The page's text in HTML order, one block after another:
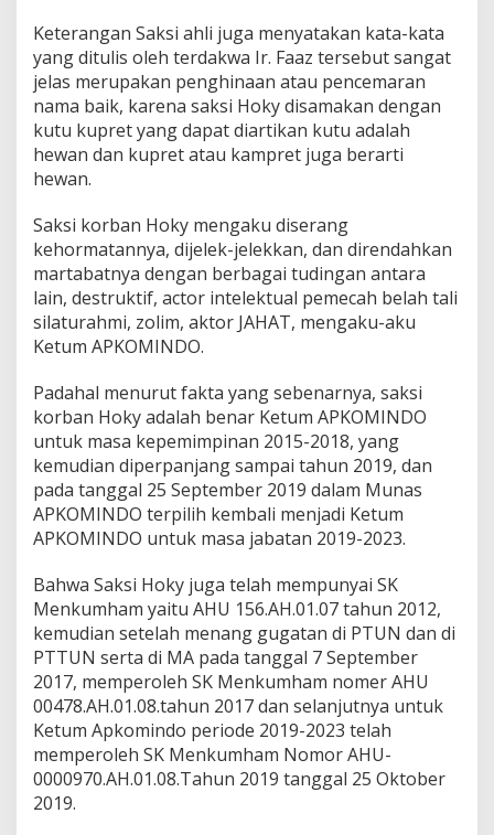
Keterangan Saksi ahli juga menyatakan kata-kata
yang ditulis oleh terdakwa Ir. Faaz tersebut sangat
jelas merupakan penghinaan atau pencemaran
nama baik, karena saksi Hoky disamakan dengan
kutu kupret yang dapat diartikan kutu adalah
hewan dan kupret atau kampret juga berarti
hewan.
Saksi korban Hoky mengaku diserang
kehormatannya, dijelek-jelekkan, dan direndahkan
martabatnya dengan berbagai tudingan antara
lain, destruktif, actor intelektual pemecah belah tali
silaturahmi, zolim, aktor JAHAT, mengaku-aku
Ketum APKOMINDO.
Padahal menurut fakta yang sebenarnya, saksi
korban Hoky adalah benar Ketum APKOMINDO
untuk masa kepemimpinan 2015-2018, yang
kemudian diperpanjang sampai tahun 2019, dan
pada tanggal 25 September 2019 dalam Munas
APKOMINDO terpilih kembali menjadi Ketum
APKOMINDO untuk masa jabatan 2019-2023.
Bahwa Saksi Hoky juga telah mempunyai SK
Menkumham yaitu AHU 156.AH.01.07 tahun 2012,
kemudian setelah menang gugatan di PTUN dan di
PTTUN serta di MA pada tanggal 7 September
2017, memperoleh SK Menkumham nomer AHU
00478.AH.01.08.tahun 2017 dan selanjutnya untuk
Ketum Apkomindo periode 2019-2023 telah
memperoleh SK Menkumham Nomor AHU-
0000970.AH.01.08.Tahun 2019 tanggal 25 Oktober
2019.